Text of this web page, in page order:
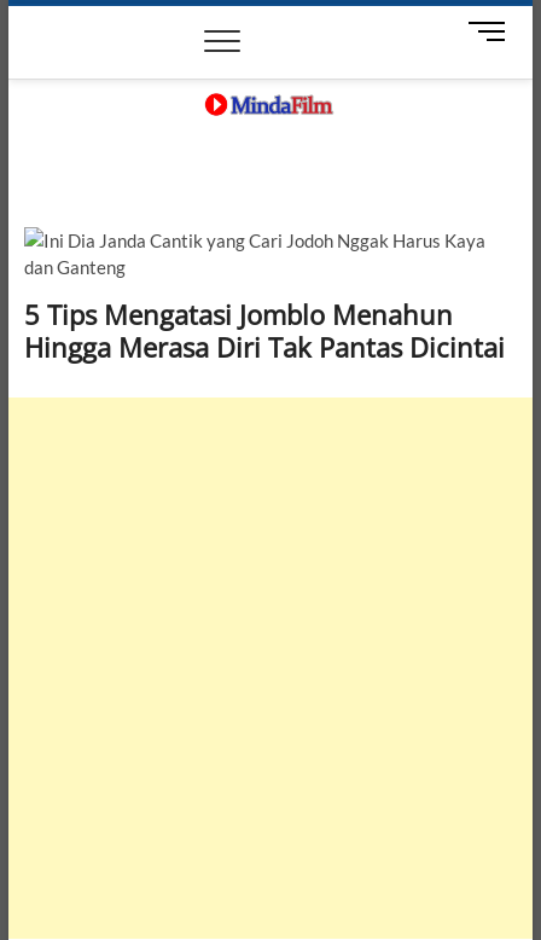
Skip
M
n
o
5 Tips Mengatasi Jomblo Menahun
Hingga Merasa Diri Tak Pantas Dicintai